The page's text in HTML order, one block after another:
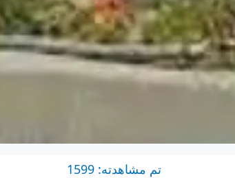
تم مشاهدته: 1599